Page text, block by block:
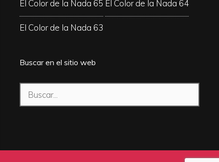
El Color de la Nada 65 El Color de la Nada 64
El Color de la Nada 63
Buscar en el sitio web